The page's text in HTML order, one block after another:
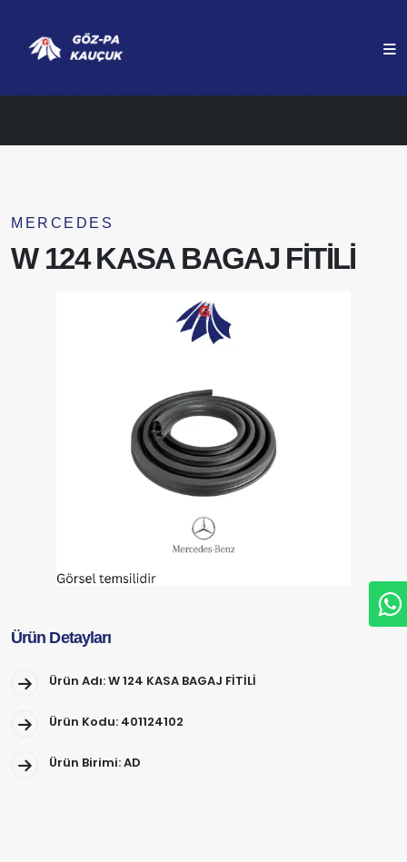
ANASAYFA ÜRÜNLERIMIZ
MERCEDES
W 124 KASA BAGAJ FİTİLİ
Ürün Detayları
Ürün Adı: W 124 KASA BAGAJ FİTİLİ
Ürün Kodu: 401124102
Ürün Birimi: AD